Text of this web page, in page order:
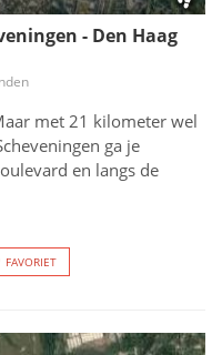
- Den Haag
met 21 kilometer wel
ga je
en langs de
FAVORIET